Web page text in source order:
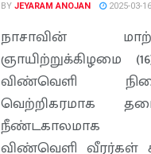
BY JEYARAM ANOJAN 2025-03-16
நாசாவின்
ஞாயிற்றுக்கிழமை
விண்வெளி
வெற்றிகரமாக
நீண்டகாலமாக
விண்வெளி வீரர்கள்